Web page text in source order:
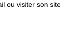
ou visiter son site